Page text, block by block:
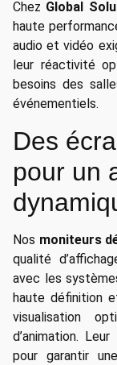
Chez Global
haute
audio et vidéo
leur réactivité
besoins des
événementiels.
Des
pour un
Nos moniteurs
qualité
avec les
haute définition
visualisation
d’animation.
pour garantir